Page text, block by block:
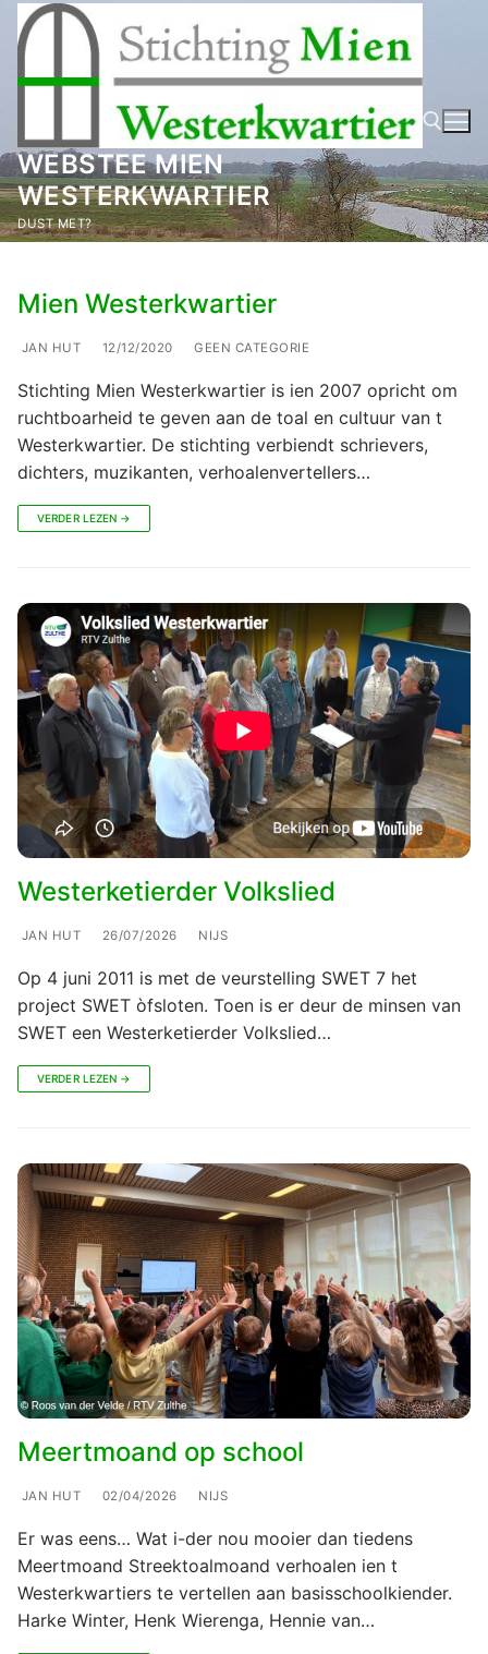
naar
inhoud
WEBSTEE MIEN
WESTERKWARTIER
DUST MET? Zoeken naar:
Mien Westerkwartier
JAN HUT 12/12/2020 GEEN CATEGORIE
Stichting Mien Westerkwartier is ien 2007 opricht om
ruchtboarheid te geven aan de toal en cultuur van t
Westerkwartier. De stichting verbiendt schrievers,
dichters, muzikanten, verhoalenvertellers…
VERDER LEZEN →
Westerketierder Volkslied
JAN HUT 26/07/2026 NIJS
Op 4 juni 2011 is met de veurstelling SWET 7 het
project SWET òfsloten. Toen is er deur de minsen van
SWET een Westerketierder Volkslied…
VERDER LEZEN →
Meertmoand op school
JAN HUT 02/04/2026 NIJS
Er was eens… Wat i-der nou mooier dan tiedens
Meertmoand Streektoalmoand verhoalen ien t
Westerkwartiers te vertellen aan basisschoolkiender.
Harke Winter, Henk Wierenga, Hennie van…